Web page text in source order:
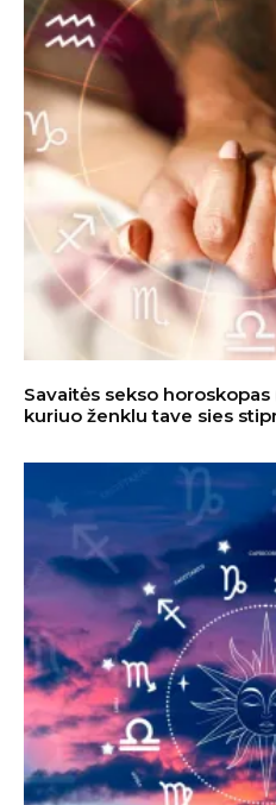
Savaitės sekso horoskopas
kuriuo ženklu tave sies